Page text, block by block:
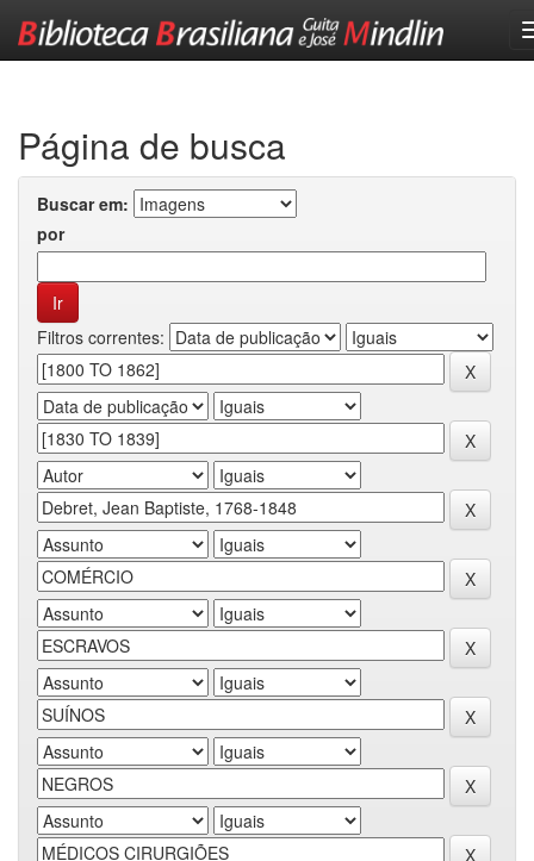
Página de busca
Buscar em:
por
Filtros correntes: